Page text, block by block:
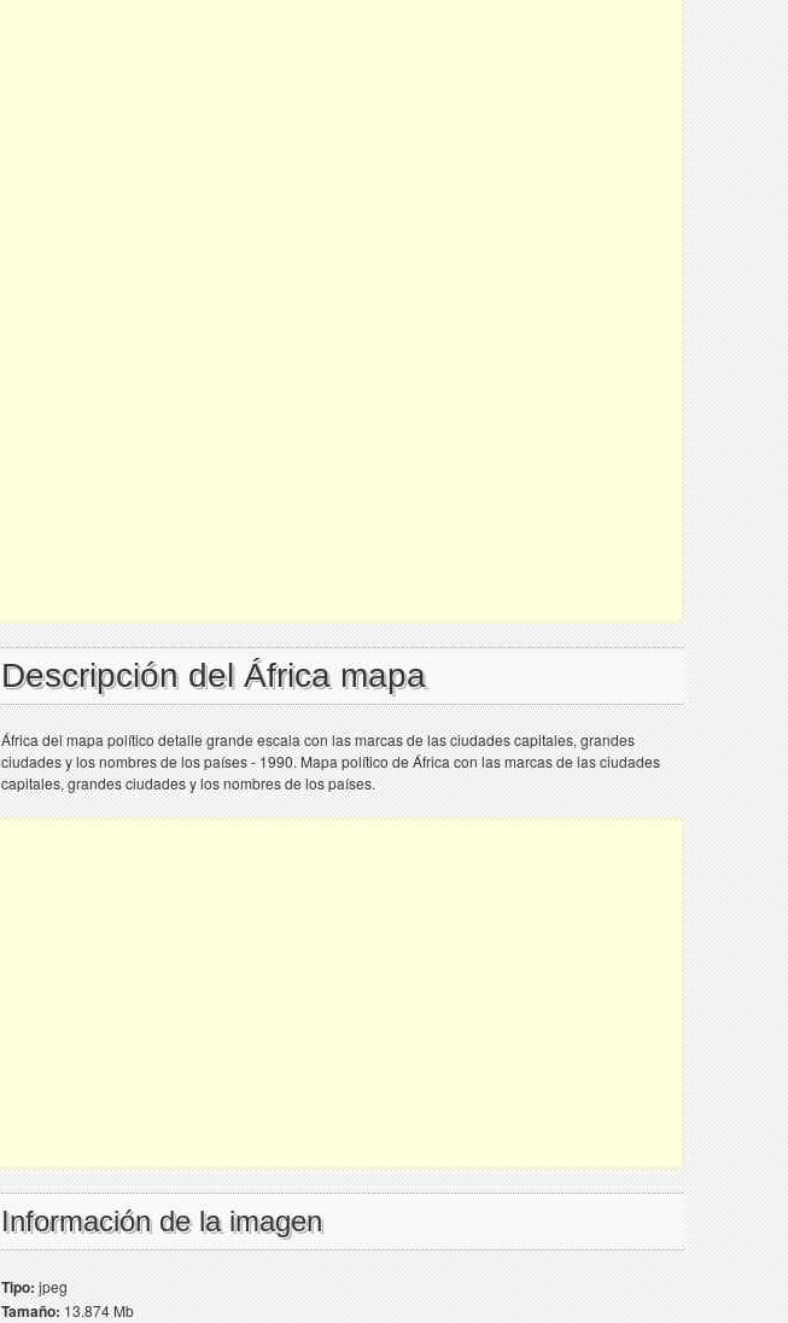
Descripción del África mapa
África del mapa político detalle grande escala con las marcas de las ciudades capitales, grandes
ciudades y los nombres de los países - 1990. Mapa político de África con las marcas de las ciudades
capitales, grandes ciudades y los nombres de los países.
Información de la imagen
Tipo:jpeg
Tamaño:13.874 Mb